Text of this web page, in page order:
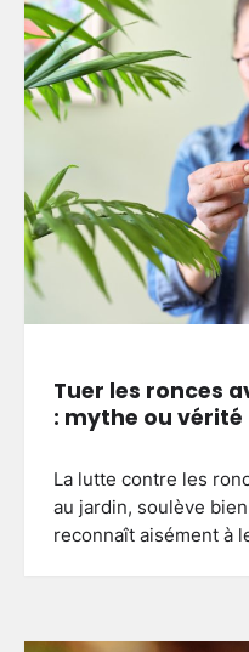
Tuer les ronces
: mythe ou vérité
La lutte contre les
au jardin, soulève
reconnaît aisément à